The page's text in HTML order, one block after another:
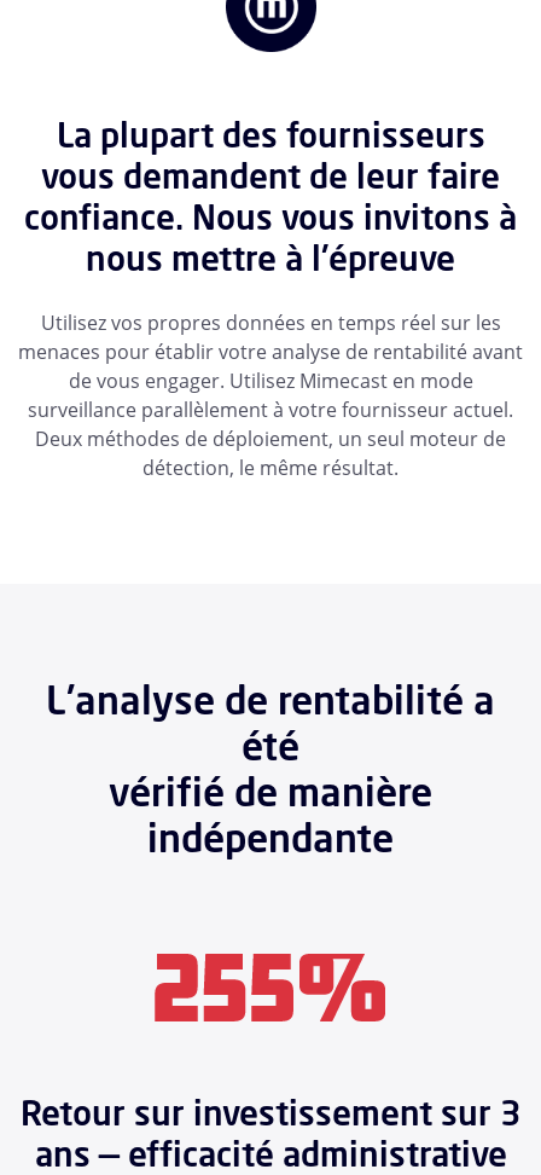
La plupart des fournisseurs
vous demandent de leur faire
confiance. Nous vous invitons à
nous mettre à l'épreuve
Utilisez vos propres données en temps réel sur les
menaces pour établir votre analyse de rentabilité avant
de vous engager. Utilisez Mimecast en mode
surveillance parallèlement à votre fournisseur actuel.
Deux méthodes de déploiement, un seul moteur de
détection, le même résultat.
L'analyse de rentabilité a
été
vérifié de manière
indépendante
Retour sur investissement sur 3
ans — efficacité administrative